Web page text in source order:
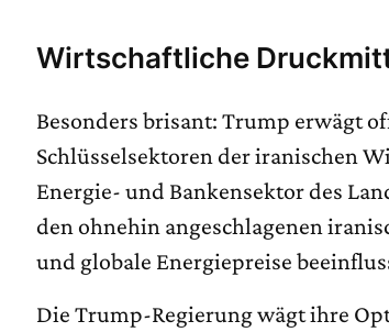
Wirtschaftliche
Besonders brisant: Trump erwägt
Schlüsselsektoren der iranischen
Energie- und Bankensektor des
den ohnehin angeschlagenen
und globale Energiepreise
Die Trump-Regierung wägt ihre